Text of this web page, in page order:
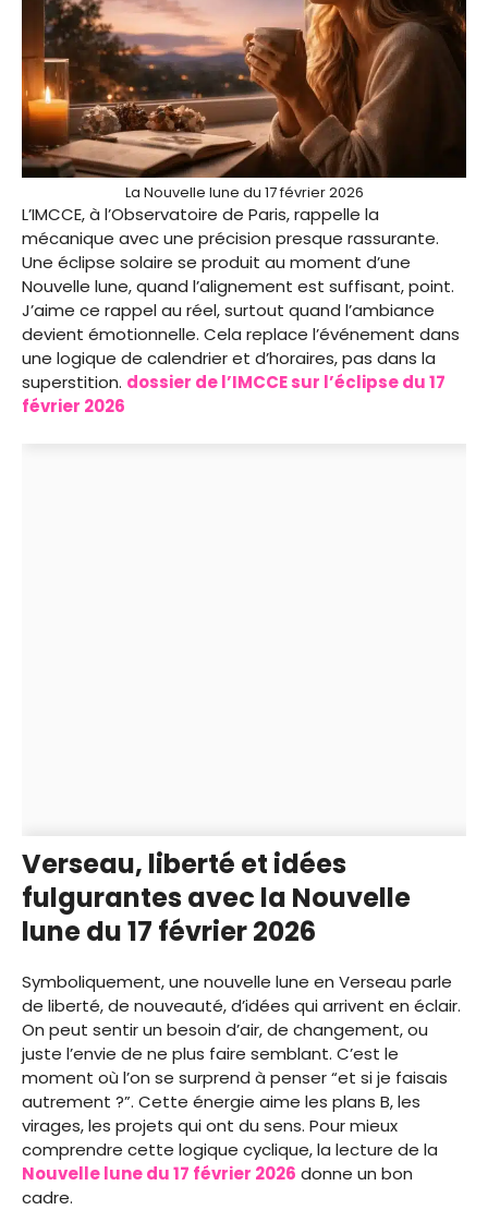
La Nouvelle lune du 17 février 2026
L’IMCCE, à l’Observatoire de Paris, rappelle la
mécanique avec une précision presque rassurante.
Une éclipse solaire se produit au moment d’une
Nouvelle lune, quand l’alignement est suffisant, point.
J’aime ce rappel au réel, surtout quand l’ambiance
devient émotionnelle. Cela replace l’événement dans
une logique de calendrier et d’horaires, pas dans la
superstition. dossier de l’IMCCE sur l’éclipse du 17
février 2026
Verseau, liberté et idées
fulgurantes avec la Nouvelle
lune du 17 février 2026
Symboliquement, une nouvelle lune en Verseau parle
de liberté, de nouveauté, d’idées qui arrivent en éclair.
On peut sentir un besoin d’air, de changement, ou
juste l’envie de ne plus faire semblant. C’est le
moment où l’on se surprend à penser “et si je faisais
autrement ?”. Cette énergie aime les plans B, les
virages, les projets qui ont du sens. Pour mieux
comprendre cette logique cyclique, la lecture de la
Nouvelle lune du 17 février 2026 donne un bon
cadre.